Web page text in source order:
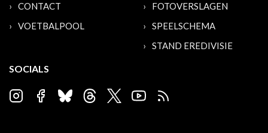
CONTACT
VOETBALPOOL
FOTOVERSLAGEN
SPEELSCHEMA
STAND EREDIVISIE
SOCIALS